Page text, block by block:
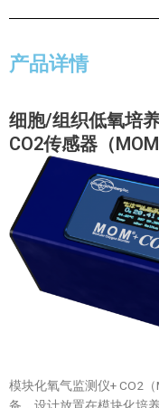
产品详情
细胞/组织低氧培
CO2传感器（MOM
模块化氧气监测仪+ CO2